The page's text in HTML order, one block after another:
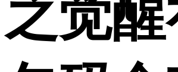
之觉